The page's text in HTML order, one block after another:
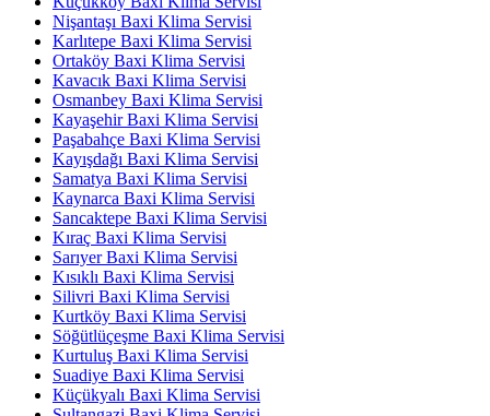
Nişantaşı Baxi Klima Servisi
Karlıtepe Baxi Klima Servisi
Ortaköy Baxi Klima Servisi
Kavacık Baxi Klima Servisi
Osmanbey Baxi Klima Servisi
Kayaşehir Baxi Klima Servisi
Paşabahçe Baxi Klima Servisi
Kayışdağı Baxi Klima Servisi
Samatya Baxi Klima Servisi
Kaynarca Baxi Klima Servisi
Sancaktepe Baxi Klima Servisi
Kıraç Baxi Klima Servisi
Sarıyer Baxi Klima Servisi
Kısıklı Baxi Klima Servisi
Silivri Baxi Klima Servisi
Kurtköy Baxi Klima Servisi
Söğütlüçeşme Baxi Klima Servisi
Kurtuluş Baxi Klima Servisi
Suadiye Baxi Klima Servisi
Küçükyalı Baxi Klima Servisi